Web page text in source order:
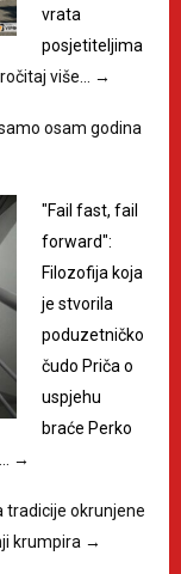
vrata
posjetiteljima
više… →
osam godina
"Fail fast, fail
forward":
Filozofija koja
je stvorila
poduzetničko
čudo Priča o
uspjehu
braće Perko
→
tradicije okrunjene
krumpira →